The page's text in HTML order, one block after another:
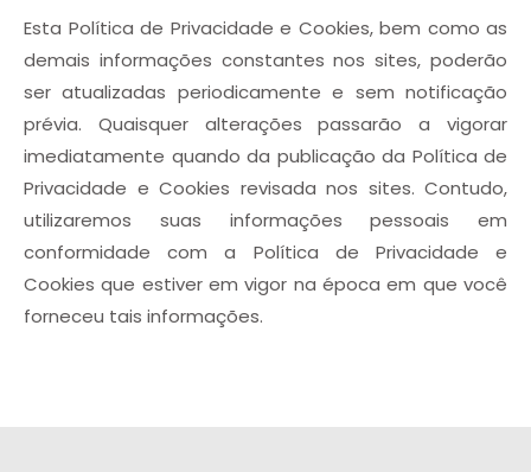
Esta Política de Privacidade e Cookies, bem como as
demais informações constantes nos sites, poderão
ser atualizadas periodicamente e sem notificação
prévia. Quaisquer alterações passarão a vigorar
imediatamente quando da publicação da Política de
Privacidade e Cookies revisada nos sites. Contudo,
utilizaremos suas informações pessoais em
conformidade com a Política de Privacidade e
Cookies que estiver em vigor na época em que você
forneceu tais informações.